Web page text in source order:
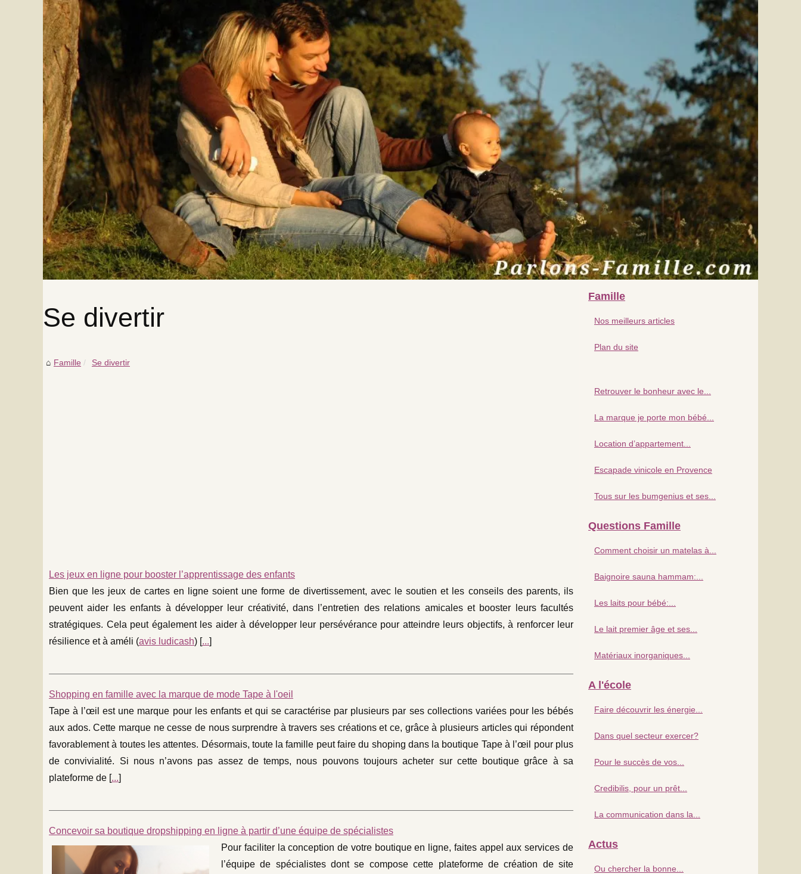
Se divertir
Famille Se divertir
Les jeux en ligne pour booster l’apprentissage des enfants
Bien que les jeux de cartes en ligne soient une forme de divertissement, avec le soutien et les conseils des parents, ils
peuvent aider les enfants à développer leur créativité, dans l’entretien des relations amicales et booster leurs facultés
stratégiques. Cela peut également les aider à développer leur persévérance pour atteindre leurs objectifs, à renforcer leur
résilience et à améli (avis ludicash) [...]
Shopping en famille avec la marque de mode Tape à l'oeil
Tape à l’œil est une marque pour les enfants et qui se caractérise par plusieurs par ses collections variées pour les bébés
aux ados. Cette marque ne cesse de nous surprendre à travers ses créations et ce, grâce à plusieurs articles qui répondent
favorablement à toutes les attentes. Désormais, toute la famille peut faire du shoping dans la boutique Tape à l’œil pour plus
de convivialité. Si nous n’avons pas assez de temps, nous pouvons toujours acheter sur cette boutique grâce à sa
plateforme de [...]
Concevoir sa boutique dropshipping en ligne à partir d’une équipe de spécialistes
Pour faciliter la conception de votre boutique en ligne, faites appel aux services de
l’équipe de spécialistes dont se compose cette plateforme de création de site
Famille
Nos meilleurs articles
Plan du site
Retrouver le bonheur avec le...
La marque je porte mon bébé...
Location d’appartement...
Escapade vinicole en Provence
Tous sur les bumgenius et ses...
Questions Famille
Comment choisir un matelas à...
Baignoire sauna hammam:...
Les laits pour bébé:...
Le lait premier âge et ses...
Matériaux inorganiques...
A l'école
Faire découvrir les énergie...
Dans quel secteur exercer?
Pour le succès de vos...
Credibilis, pour un prêt...
La communication dans la...
Actus
Ou chercher la bonne...